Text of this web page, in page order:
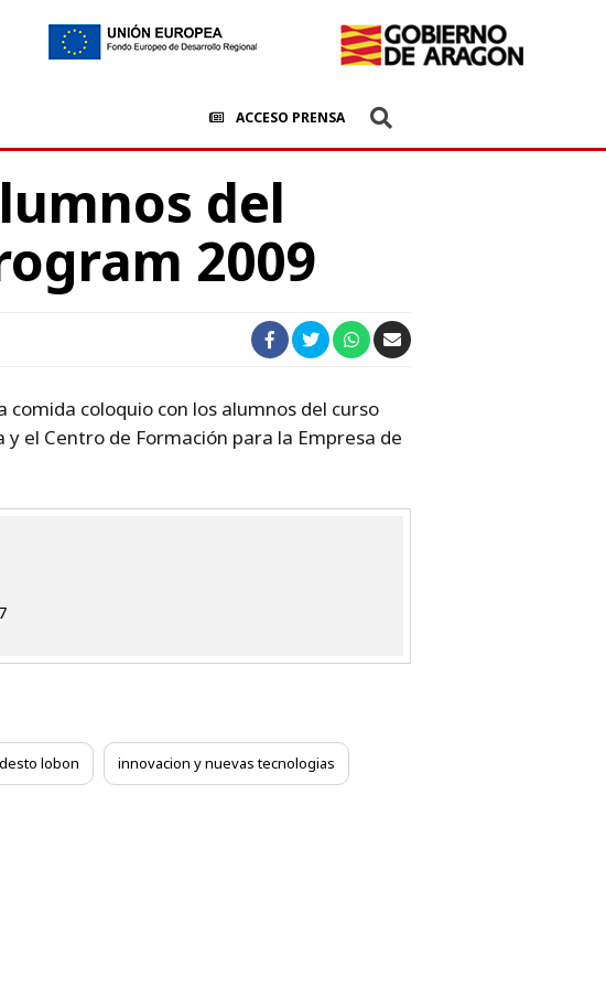
ACCESO PRENSA
del
2009
coloquio con los alumnos del curso
el Centro de Formación para la Empresa de
lobon innovacion y nuevas tecnologias